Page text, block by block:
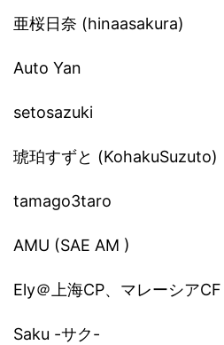
亜桜日奈 (hinaasakura)
Auto Yan
setosazuki
琥珀すずと (KohakuSuzuto)
tamago3taro
AMU (SAE AM )
Ely＠上海CP、マレーシアCF
Saku -サク-